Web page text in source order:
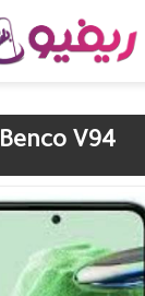
Benco V94